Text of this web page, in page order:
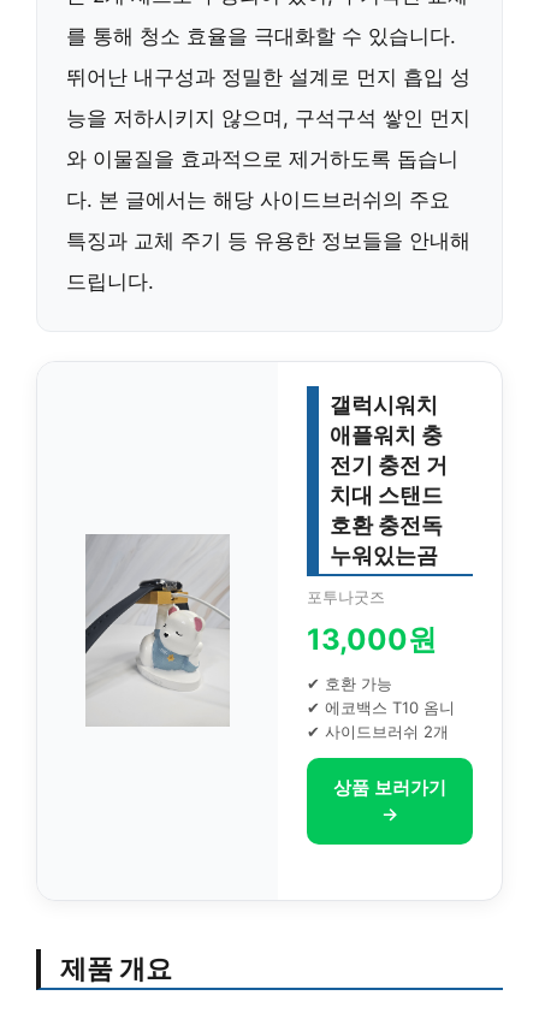
를 통해 청소 효율을 극대화할 수 있습니다.
뛰어난 내구성과 정밀한 설계로 먼지 흡입 성
능을 저하시키지 않으며, 구석구석 쌓인 먼지
와 이물질을 효과적으로 제거하도록 돕습니
다. 본 글에서는 해당 사이드브러쉬의 주요
특징과 교체 주기 등 유용한 정보들을 안내해
드립니다.
갤럭시워치
애플워치 충
전기 충전 거
치대 스탠드
호환 충전독
누워있는곰
포투나굿즈
13,000원
✔ 호환 가능
✔ 에코백스 T10 옴니
✔ 사이드브러쉬 2개
상품 보러가기
→
제품 개요